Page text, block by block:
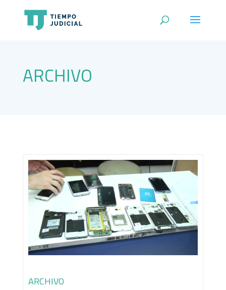
ARCHIVO
ARCHIVO